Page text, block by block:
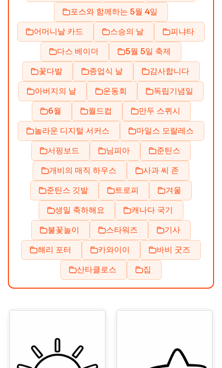
포스와 함께하는 5월 4일
어머니날 카드
스승의 날
피냐타
다스 베이더
5월 5일 축제
꽃다발
종업식 날
감사합니다
아버지의 날
운동회
독립기념일
6월
월드컵
만두 스퀴시
놀라운 디지털 서커스
마일스 모랄레스
서핑보드
님피아
준틴스
개비의 매직 하우스
사과 씨 존
준틴스 깃발
트로피
겨울
생일 축하해요
캐나다 국기
불꽃놀이
스타워즈
기사
해리 포터
카와이이
바비 굿즈
산타클로스
집